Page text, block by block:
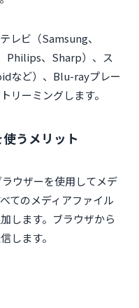
レビ（Samsung、
Philips、Sharp）、ス
など）、Blu-rayプレー
リーミングします。
うメリット
ウザーを使用してメデ
てのメディアファイル
します。ブラウザから
します。